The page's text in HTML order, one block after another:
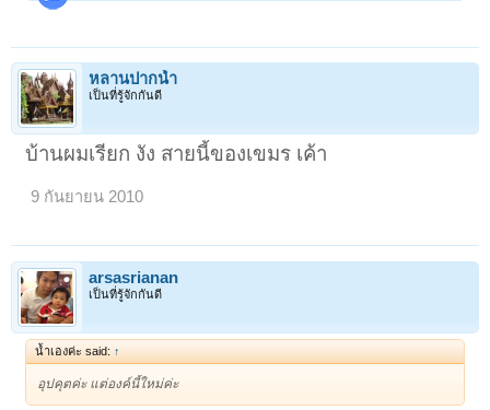
หลานปากน้ำ
เป็นที่รู้จักกันดี
บ้านผมเรียก งัง สายนี้ของเขมร เค้า
9 กันยายน 2010
arsasrianan
เป็นที่รู้จักกันดี
น้ำเองค่ะ said: ↑
อุปคุตค่ะ แต่องค์นี้ใหม่ค่ะ